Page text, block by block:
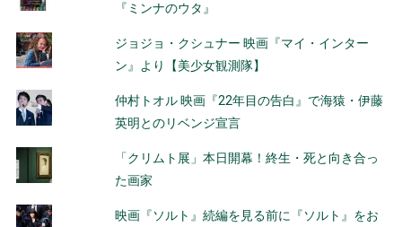
『ミンナのウタ』
ジョジョ・クシュナー 映画『マイ・インター
ン』より【美少女観測隊】
仲村トオル 映画『22年目の告白』で海猿・伊藤
英明とのリベンジ宣言
「クリムト展」本日開幕！終生・死と向き合っ
た画家
映画『ソルト』続編を見る前に『ソルト』をお